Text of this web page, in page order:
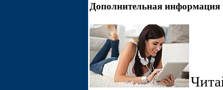
Дополнительная информация